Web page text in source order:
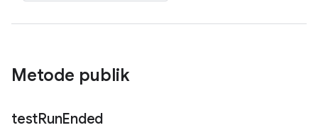
Metode publik
testRunEnded